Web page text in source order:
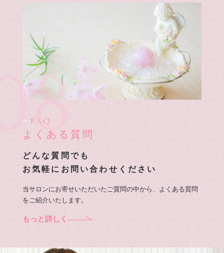
FAQ
よくある質問
どんな質問でも
お気軽にお問い合わせください
当サロンにお寄せいただいたご質問の中から、よくある質問
をご紹介いたします。
もっと詳しく